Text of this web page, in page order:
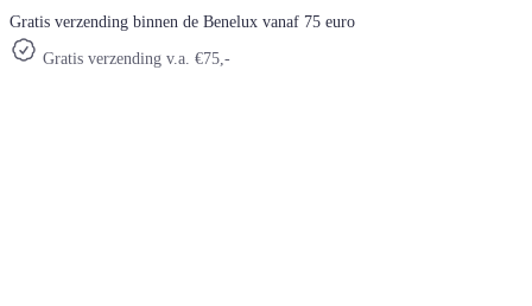
Gratis verzending binnen de Benelux vanaf 75 euro
Gratis verzending v.a. €75,-